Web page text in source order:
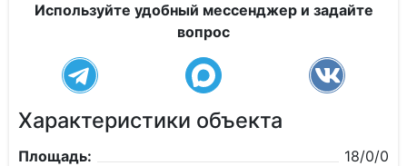
Используйте удобный мессенджер и задайте
вопрос
Характеристики объекта
Площадь:
18/0/0